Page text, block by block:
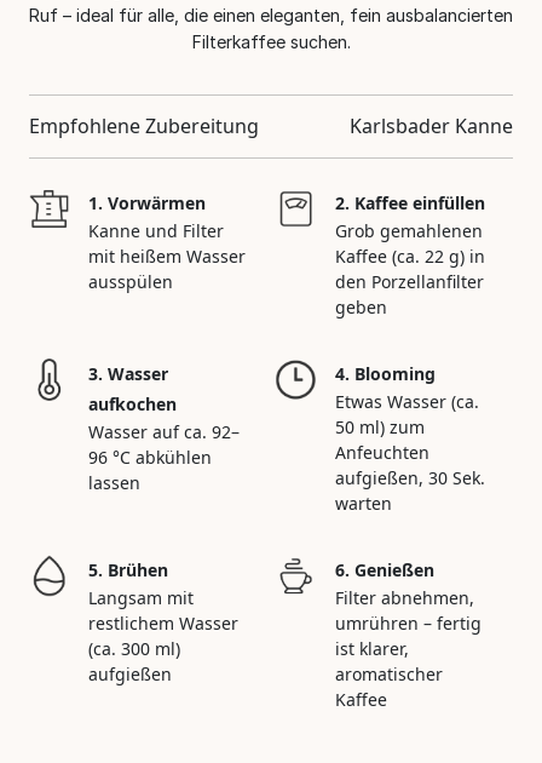
Ruf – ideal für alle, die einen eleganten, fein ausbalancierten
Filterkaffee suchen.
Empfohlene Zubereitung Karlsbader Kanne
1. Vorwärmen
Kanne und Filter
mit heißem Wasser
ausspülen
2. Kaffee einfüllen
Grob gemahlenen
Kaffee (ca. 22 g) in
den Porzellanfilter
geben
3. Wasser
aufkochen
Wasser auf ca. 92–
96 °C abkühlen
lassen
4. Blooming
Etwas Wasser (ca.
50 ml) zum
Anfeuchten
aufgießen, 30 Sek.
warten
5. Brühen
Langsam mit
restlichem Wasser
(ca. 300 ml)
aufgießen
6. Genießen
Filter abnehmen,
umrühren – fertig
ist klarer,
aromatischer
Kaffee